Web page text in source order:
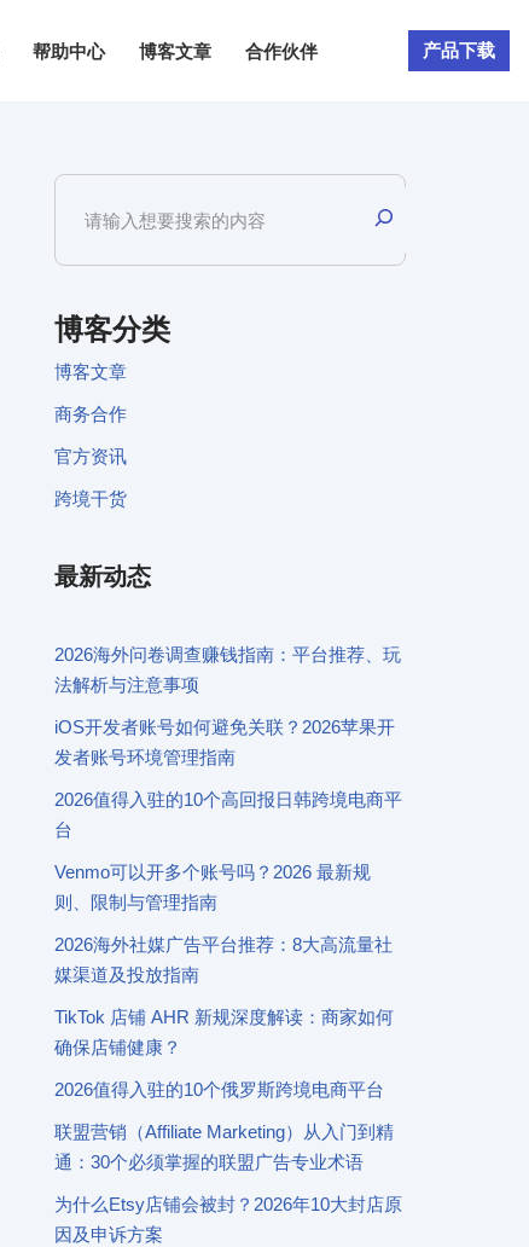
帮助中心 博客文章 合作伙伴 产品下载
博客分类
博客文章
商务合作
官方资讯
跨境干货
最新动态
2026海外问卷调查赚钱指南：平台推荐、玩
法解析与注意事项
iOS开发者账号如何避免关联？2026苹果开
发者账号环境管理指南
2026值得入驻的10个高回报日韩跨境电商平
台
Venmo可以开多个账号吗？2026 最新规
则、限制与管理指南
2026海外社媒广告平台推荐：8大高流量社
媒渠道及投放指南
TikTok 店铺 AHR 新规深度解读：商家如何
确保店铺健康？
2026值得入驻的10个俄罗斯跨境电商平台
联盟营销（Affiliate Marketing）从入门到精
通：30个必须掌握的联盟广告专业术语
为什么Etsy店铺会被封？2026年10大封店原
因及申诉方案